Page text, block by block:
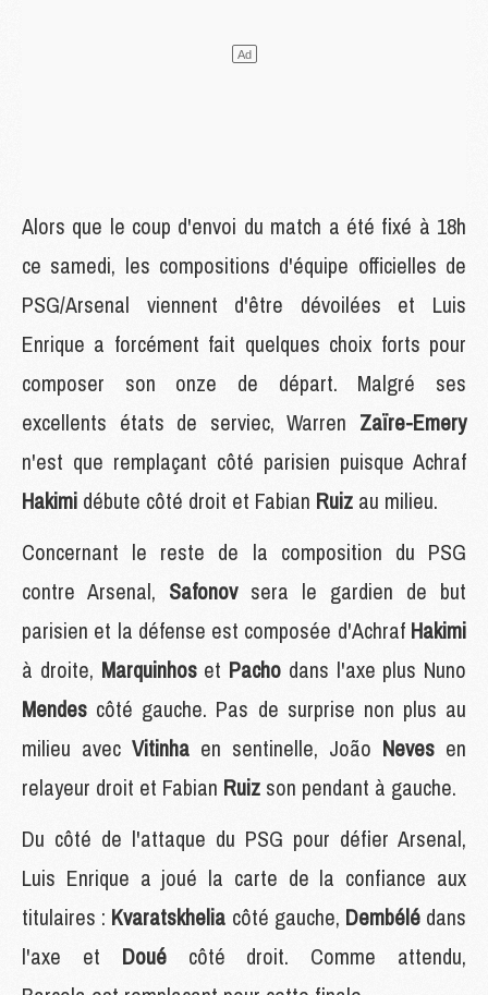
Alors que le coup d'envoi du match a été fixé à 18h
ce samedi, les compositions d'équipe officielles de
PSG/Arsenal viennent d'être dévoilées et Luis
Enrique a forcément fait quelques choix forts pour
composer son onze de départ. Malgré ses
excellents états de serviec, Warren Zaïre-Emery
n'est que remplaçant côté parisien puisque Achraf
Hakimi débute côté droit et Fabian Ruiz au milieu.
Concernant le reste de la composition du PSG
contre Arsenal, Safonov sera le gardien de but
parisien et la défense est composée d'Achraf Hakimi
à droite, Marquinhos et Pacho dans l'axe plus Nuno
Mendes côté gauche. Pas de surprise non plus au
milieu avec Vitinha en sentinelle, João Neves en
relayeur droit et Fabian Ruiz son pendant à gauche.
Du côté de l'attaque du PSG pour défier Arsenal,
Luis Enrique a joué la carte de la confiance aux
titulaires : Kvaratskhelia côté gauche, Dembélé dans
l'axe et Doué côté droit. Comme attendu,